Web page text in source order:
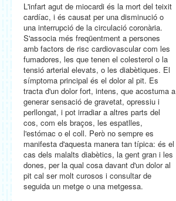
L'infart agut de miocardi és la mort del teixit
cardíac, i és causat per una disminució o
una interrupció de la circulació coronària.
S'associa més freqüentment a persones
amb factors de risc cardiovascular com les
fumadores, les que tenen el colesterol o la
tensió arterial elevats, o les diabètiques. El
símptoma principal és el dolor al pit. Es
tracta d'un dolor fort, intens, que acostuma a
generar sensació de gravetat, opressiu i
perllongat, i pot irradiar a altres parts del
cos, com els braços, les espatlles,
l'estómac o el coll. Però no sempre es
manifesta d'aquesta manera tan típica: és el
cas dels malalts diabètics, la gent gran i les
dones, per la qual cosa davant d'un dolor al
pit cal ser molt curosos i consultar de
seguida un metge o una metgessa.